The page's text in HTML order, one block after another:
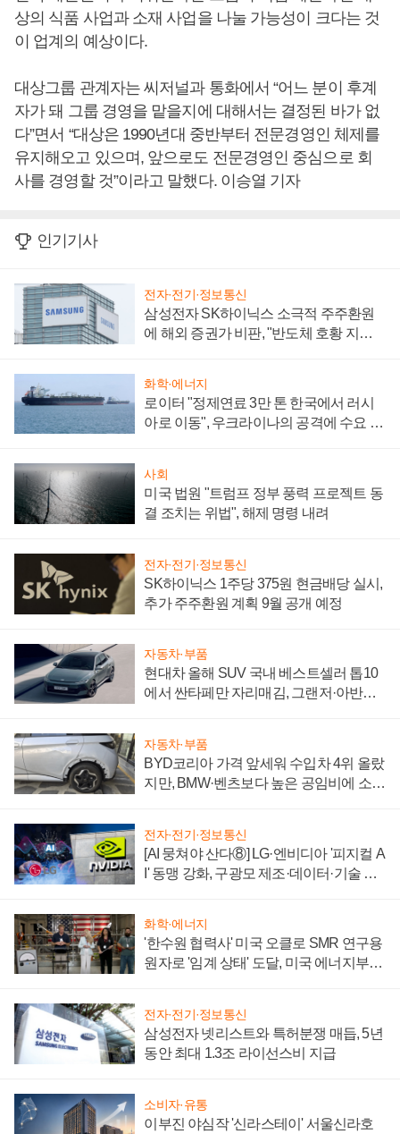
상의 식품 사업과 소재 사업을 나눌 가능성이 크다는 것
이 업계의 예상이다.
대상그룹 관계자는 씨저널과 통화에서 “어느 분이 후계
자가 돼 그룹 경영을 맡을지에 대해서는 결정된 바가 없
다”면서 “대상은 1990년대 중반부터 전문경영인 체제를
유지해오고 있으며, 앞으로도 전문경영인 중심으로 회
사를 경영할 것”이라고 말했다. 이승열 기자
인기기사
전자·전기·정보통신
삼성전자 SK하이닉스 소극적 주주환원
에 해외 증권가 비판, "반도체 호황 지속
화학·에너지
로이터 "정제연료 3만 톤 한국에서 러시
아로 이동", 우크라이나의 공격에 수요 늘
사회
미국 법원 "트럼프 정부 풍력 프로젝트 동
결 조치는 위법", 해제 명령 내려
전자·전기·정보통신
SK하이닉스 1주당 375원 현금배당 실시,
추가 주주환원 계획 9월 공개 예정
자동차·부품
현대차 올해 SUV 국내 베스트셀러 톱10
에서 싼타페만 자리매김, 그랜저·아반떼
자동차·부품
BYD코리아 가격 앞세워 수입차 4위 올랐
지만, BMW·벤츠보다 높은 공임비에 소비
전자·전기·정보통신
[AI 뭉쳐야 산다⑧] LG·엔비디아 '피지컬 A
I' 동맹 강화, 구광모 제조·데이터·기술 결
화학·에너지
'한수원 협력사' 미국 오클로 SMR 연구용
원자로 '임계 상태' 도달, 미국 에너지부
전자·전기·정보통신
삼성전자 넷리스트와 특허분쟁 매듭, 5년
동안 최대 1.3조 라이선스비 지급
소비자·유통
이부진 야심작 '신라스테이' 서울신라호